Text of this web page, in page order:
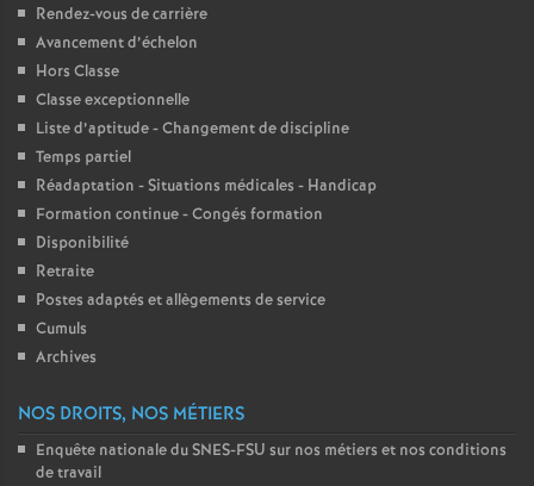
Rendez-vous de carrière
Avancement d’échelon
Hors Classe
Classe exceptionnelle
Liste d’aptitude - Changement de discipline
Temps partiel
Réadaptation - Situations médicales - Handicap
Formation continue - Congés formation
Disponibilité
Retraite
Postes adaptés et allègements de service
Cumuls
Archives
NOS DROITS, NOS MÉTIERS
Enquête nationale du SNES-FSU sur nos métiers et nos conditions
de travail